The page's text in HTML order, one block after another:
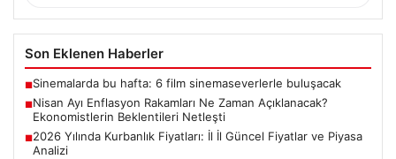
Son Eklenen Haberler
■Sinemalarda bu hafta: 6 film sinemaseverlerle buluşacak
■Nisan Ayı Enflasyon Rakamları Ne Zaman Açıklanacak?
Ekonomistlerin Beklentileri Netleşti
■2026 Yılında Kurbanlık Fiyatları: İl İl Güncel Fiyatlar ve Piyasa
Analizi